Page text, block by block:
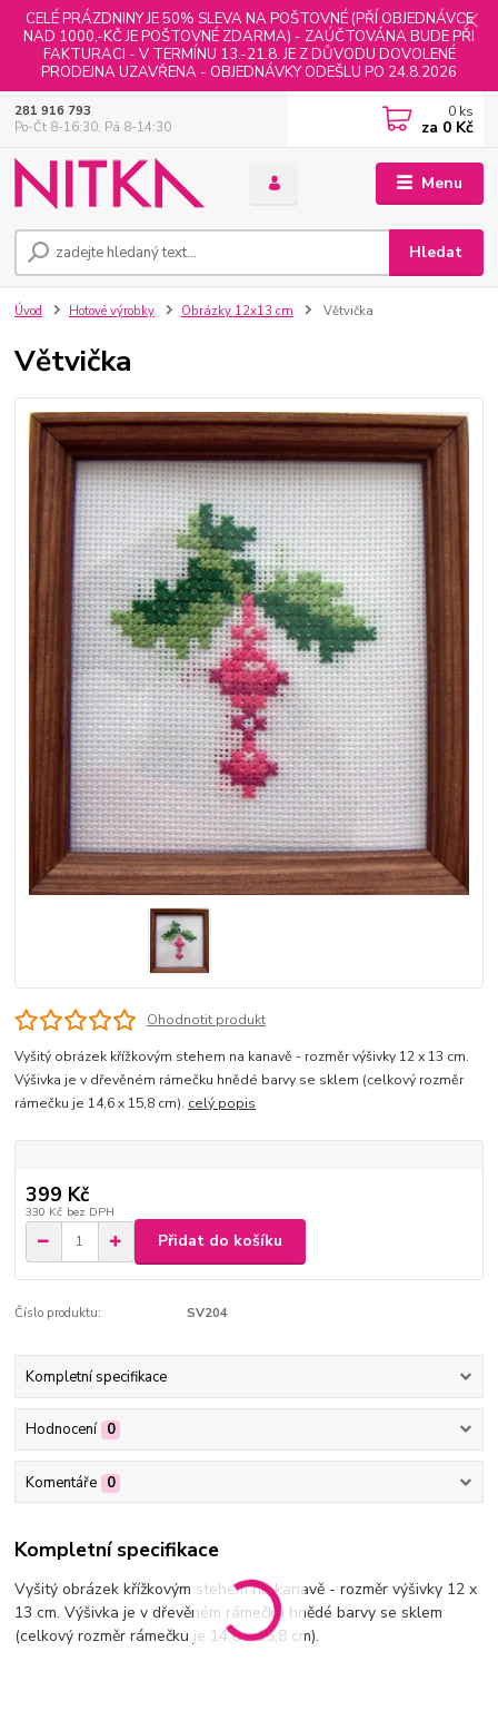
CELÉ PRÁZDNINY JE 50% SLEVA NA POŠTOVNÉ (PŘÍ OBJEDNÁVCE
NAD 1000,-KČ JE POŠTOVNÉ ZDARMA) - ZAÚČTOVÁNA BUDE PŘI
FAKTURACI - V TERMÍNU 13.-21.8. JE Z DŮVODU DOVOLENÉ
PRODEJNA UZAVŘENA - OBJEDNÁVKY ODEŠLU PO 24.8.2026
Menu
Hledat
281 916 793
Po-Čt 8-16:30, Pá 8-14:30
0 ks
za 0 Kč
Úvod Hotové výrobky Obrázky 12x13 cm Větvička
Větvička
Ohodnotit produkt
Vyšitý obrázek křížkovým stehem na kanavě - rozměr výšivky 12 x 13 cm.
Výšivka je v dřevěném rámečku hnědé barvy se sklem (celkový rozměr
rámečku je 14,6 x 15,8 cm). celý popis
399 Kč
330 Kč bez DPH
Přidat do košíku
Číslo produktu: SV204
Kompletní specifikace
Hodnocení 0
Komentáře 0
Kompletní specifikace
Vyšitý obrázek křížkovým stehem na kanavě - rozměr výšivky 12 x
13 cm. Výšivka je v dřevěném rámečku hnědé barvy se sklem
(celkový rozměr rámečku je 14,6 x 15,8 cm).